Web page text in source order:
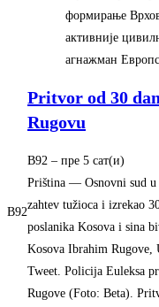
формирање
активније
агнажман
B92
Pritvor od 30
Rugovu
B92 – ‎пре 5 сат(и)‎
Priština — Osnovni sud
zahtev tužioca i izrekao
poslanika Kosova i sina
Kosova Ibrahim Rugove,
Tweet. Policija Euleksa
Rugove (Foto: Beta).